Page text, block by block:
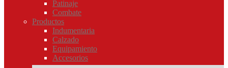
Patinaje
Combate
Productos
Indumentaria
Calzado
Equipamiento
Accesorios